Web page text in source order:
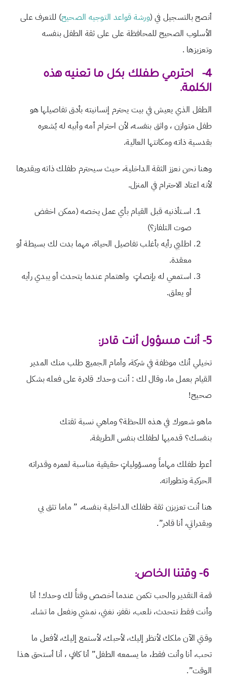
أنصح بالتسجيل في (ورشة قواعد التوجيه الصحيح) للتعرف على
الأسلوب الصحيح للمحافظة على على ثقة الطفل بنفسه
وتعزيزها .
4-
احترمي طفلك بكل ما تعنيه هذه
الكلمة.
الطفل الذي يعيش في بيت يحترم إنسانيته بأدق تفاصيلها هو
طفل متوازن ، واثق بنفسه، لأن احترام أمه وأبيه له يُشعره
بقدسية ذاته ومكانتها العالية.
وهنا نحن نعزز الثقة الداخلية، حيث سيحترم طفلك ذاته ويقدرها
لأنه اعتاد الاحترام في المنزل.
اسـتأذنيه قبل القيام بأي عمل يخصه (ممكن اخفض
صوت التلفاز؟)
اطلبي رأيه بأغلب تفاصيل الحياة، مهما بدت لك بسيطة أو
معقدة.
استمعي له بإنصاتٍ واهتمام عندما يتحدث أو يبدي رأيه
أو يعلق.
5- أنت مسؤول أنت قادر:
تخيلي أنك موظفة في شركة، وأمام الجميع طلب منك المدير
القيام بعمل ما، وقال لك : أنت وحدك قادرة على فعله بشكل
صحيح!
ماهو شعورك في هذه اللحظة؟ وماهي نسبة ثقتك
بنفسك؟ قدميها لطفلك بنفس الطريقة.
أعطِ طفلك مهاماً ومسؤولياتٍ حقيقية مناسبة لعمره وقدراته
الحركية وتطوراته.
هنا أنت تعزيزن ثقة طفلك الداخلية بنفسه، ” ماما تثق بي
وبقدراتي، أنا قادر”.
6- وقتنا الخاص:
قمة التقدير والحب تكمن عندما أخصص وقتاً لك وحدك! أنا
وأنت فقط نتحدث، نلعب، نقفز، نغني، نمشي ونفعل ما تشاء.
وقتي الآن ملكك لأنظر إليك، لأحبك، لأستمع إليك، لأفعل ما
تحب،أنا وأنت فقط، ما يسمعه الطفل” أنا كافٍ ، أنا أستحق هذا
الوقت”.